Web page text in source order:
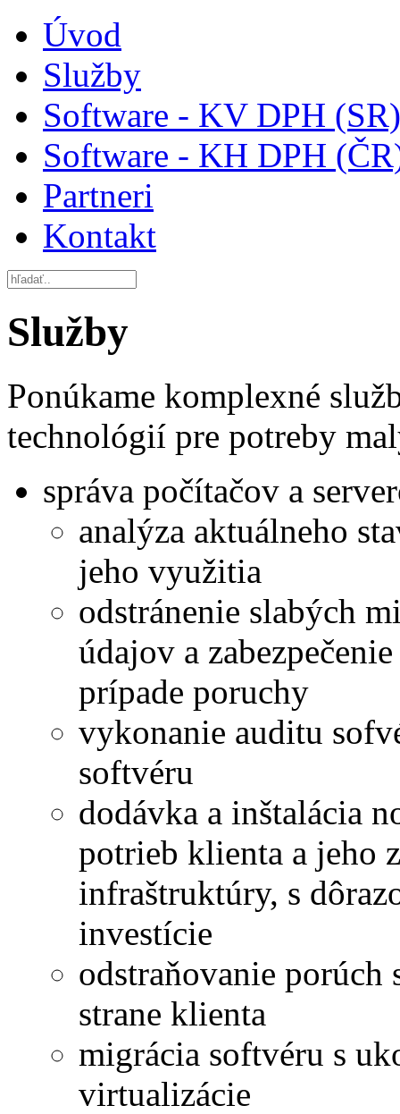
Úvod
Služby
Software - KV DPH (SR)
Software - KH DPH
Partneri
Kontakt
Služby
Ponúkame komplexné
technológií pre potreby
správa počítačov a
analýza aktuálneho
jeho využitia
odstránenie slabých
údajov a
prípade poruchy
vykonanie auditu
softvéru
dodávka a inštalácia
potrieb klienta a jeho
infraštruktúry, s
investície
odstraňovanie
strane klienta
migrácia softvéru s
virtualizácie